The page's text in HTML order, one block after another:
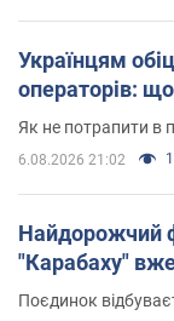
Українцям
операторів:
Як не потрапити в
6.08.2026 21:02
Найдорожчий
"Карабаху"
Поєдинок